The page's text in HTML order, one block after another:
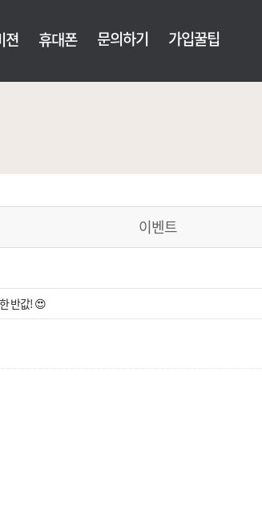
젼 휴대폰 문의하기 가입꿀팁
이벤트
반값! 😍